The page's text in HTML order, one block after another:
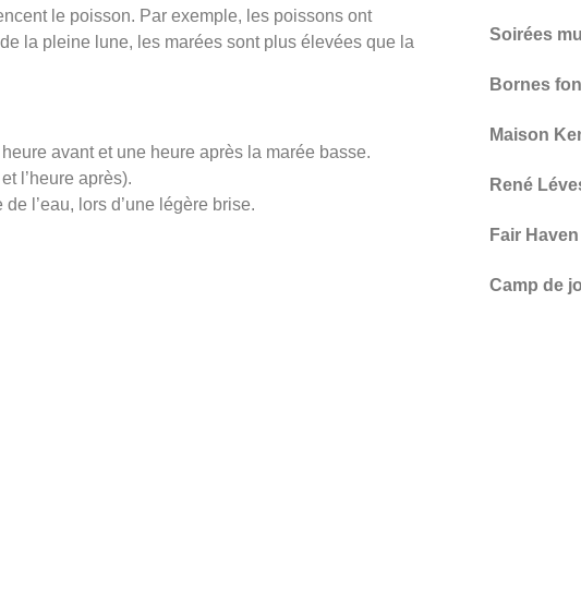
le poisson. Par exemple, les poissons ont
la pleine lune, les marées sont plus élevées que la
avant et une heure après la marée basse.
l’heure après).
l’eau, lors d’une légère brise.
Soirées
Bornes
Maison
René
Fair
Camp de